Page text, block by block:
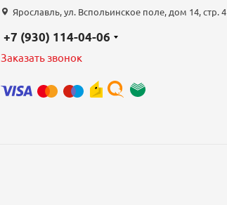
Ярославль, ул. Вспольинское поле, дом 14, стр. 4
+7 (930) 114-04-06
Заказать звонок